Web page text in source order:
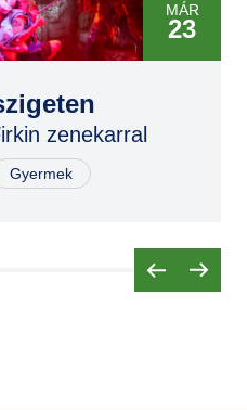
MÁR
23
02
NOV
zenekarral
Gyermek